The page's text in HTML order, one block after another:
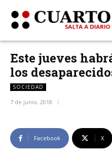
Este jueves
los
SOCIEDAD
7 de junio, 2018
Facebook X